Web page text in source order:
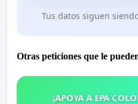
Tus datos siguen
Otras peticiones que le
¡APOYA A EPA